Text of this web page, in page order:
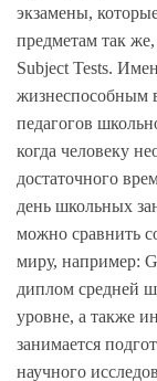
экзамены,
предметам так
Subject Tests.
жизнеспособным
педагогов
когда человеку
достаточного
день школьных
можно сравнить
миру, например:
диплом средней
уровне, а также
занимается
научного